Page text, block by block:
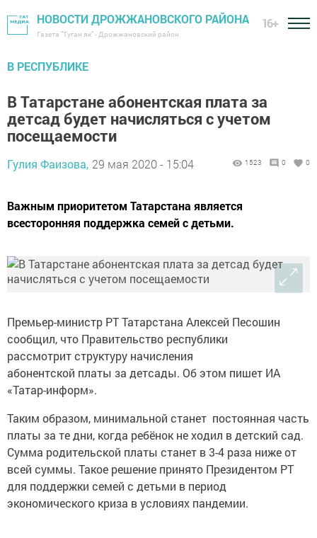
НОВОСТИ ДРОЖЖАНОВСКОГО РАЙОНА
Газета "Туган як" - Дрожжановский район
16+
В РЕСПУБЛИКЕ
В Татарстане абонентская плата за
детсад будет начисляться с учетом
посещаемости
Гулия Фаизова, 29 мая 2020 - 15:04 1523 0 0
Важным приоритетом Татарстана является
всесторонняя поддержка семей с детьми.
Премьер-министр РТ Татарстана Алексей Песошин
сообщил, что Правительство республики
рассмотрит структуру начисления
абонентской платы за детсады. Об этом пишет ИА
«Татар-информ».
Таким образом, минимальной станет постоянная часть
платы за те дни, когда ребёнок не ходил в детский сад.
Сумма родительской платы станет в 3-4 раза ниже от
всей суммы. Такое решение принято Президентом РТ
для поддержки семей с детьми в период
экономического криза в условиях пандемии.